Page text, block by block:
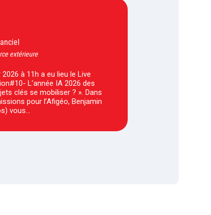
extérieure
à 11h a eu lieu le Live
L’année IA 2026 des
clés se mobiliser ? ». Dans
pour l’Afigéo, Benjamin
vous…